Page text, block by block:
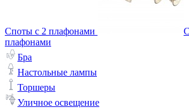
Споты с 2 плафонами
плафонами
Бра
Настольные лампы
Торшеры
Уличное освещение